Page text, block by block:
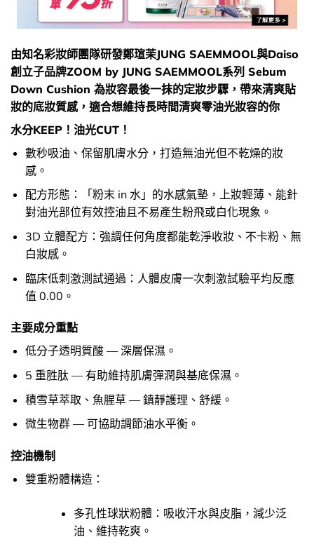
由知名彩妝師團隊研發鄭瑄茉JUNG SAEMMOOL與Daiso
創立子品牌ZOOM by JUNG SAEMMOOL系列 Sebum
Down Cushion 為妝容最後一抹的定妝步驟，帶來清爽貼
妝的底妝質感，適合想維持長時間清爽零油光妝容的你
水分KEEP！油光CUT！
數秒吸油、保留肌膚水分，打造無油光但不乾燥的妝
感。
配方形態：「粉末 in 水」的水感氣墊，上妝輕薄、能針
對油光部位有效控油且不易產生粉飛或白化現象。
3D 立體配方：強調任何角度都能乾淨收妝、不卡粉、無
白妝感。
臨床低刺激測試通過：人體皮膚一次刺激試驗平均反應
值 0.00。
主要成分重點
低分子透明質酸 — 深層保濕。
5 重胜肽 — 有助維持肌膚彈潤與基底保濕。
積雪草萃取、魚腥草 — 鎮靜護理、舒緩。
微生物群 — 可協助調節油水平衡。
控油機制
雙重粉體構造：
多孔性球狀粉體：吸收汗水與皮脂，減少泛
油、維持乾爽。